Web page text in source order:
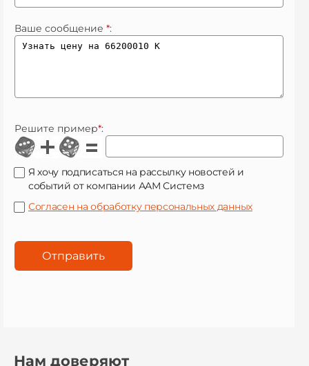
Ваше сообщение *:
Решите пример*:
Я хочу подписаться на рассылку новостей и
событий от компании ААМ Системз
Согласен на обработку персональных данных
Нам доверяют